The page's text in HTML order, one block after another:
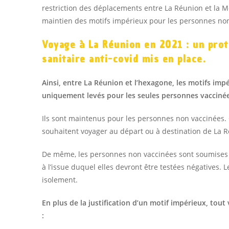
restriction des déplacements entre La Réunion et la
maintien des motifs impérieux pour les personnes
Voyage à La Réunion en 2021 : un
sanitaire anti-covid mis en place.
Ainsi, entre La Réunion et l’hexagone, les motifs
uniquement levés pour les seules personnes
Ils sont maintenus pour les personnes non vaccinées.
souhaitent voyager au départ ou à destination de La
De même, les personnes non vaccinées sont
à l’issue duquel elles devront être testées négatives.
isolement.
En plus de la justification d’un motif impérieux, tout
: